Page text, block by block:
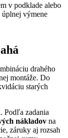
v podklade alebo
výmene
drahého
montáže. Do
starých
Podľa zadania
nákladov na
záruky aj rozsah